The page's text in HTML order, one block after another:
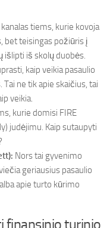
tiems, kurie kovoja
bet teisingas požiūris į
išlipti iš skolų duobės.
kaip veikia pasaulio
ne tik apie skaičius, tai
veikia.
kurie domisi FIRE
judėjimu. Kaip sutaupyti
Nors tai gyvenimo
geriausius pasaulio
apie turto kūrimo
finansinio turinio